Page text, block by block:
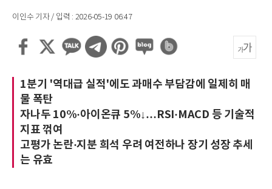
이인수 기자 / 입력 : 2026-05-19 06:47
1분기 '역대급 실적'에도 과매수 부담감에 일제히 매
물 폭탄
자나두 10%·아이온큐 5%↓…RSI·MACD 등 기술적
지표 꺾여
고평가 논란·지분 희석 우려 여전하나 장기 성장 추세
는 유효